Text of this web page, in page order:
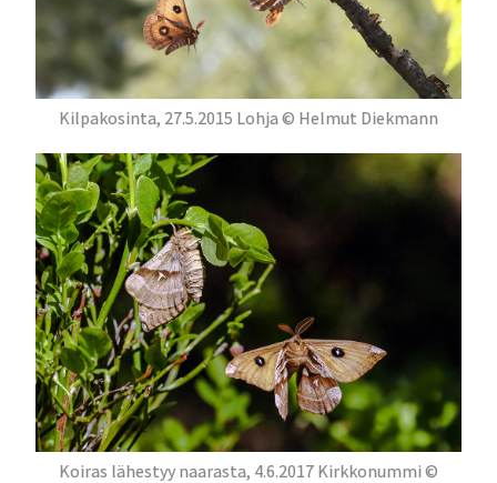
Kilpakosinta, 27.5.2015 Lohja © Helmut Diekmann
Koiras lähestyy naarasta, 4.6.2017 Kirkkonummi ©